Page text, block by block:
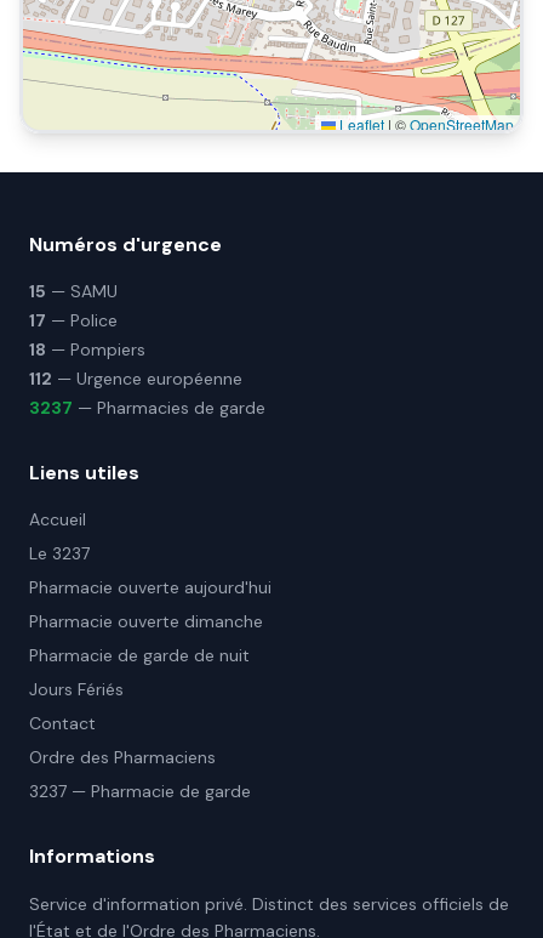
Leaflet | ©OpenStreetMap
Numéros d'urgence
15 — SAMU
17 — Police
18 — Pompiers
112 — Urgence européenne
3237 — Pharmacies de garde
Liens utiles
Accueil
Le 3237
Pharmacie ouverte aujourd'hui
Pharmacie ouverte dimanche
Pharmacie de garde de nuit
Jours Fériés
Contact
Ordre des Pharmaciens
3237 — Pharmacie de garde
Informations
Service d'information privé. Distinct des services officiels de
l'État et de l'Ordre des Pharmaciens.